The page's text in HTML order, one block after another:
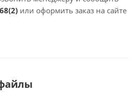
или оформить заказ на сайте